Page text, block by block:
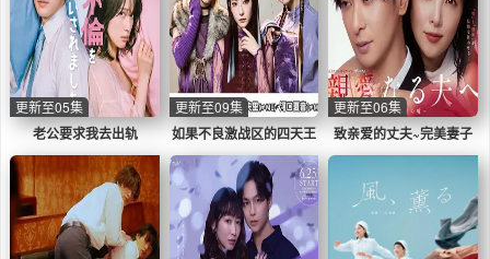
老公要求我去出轨
更新至05集
如果不良激战区的四天王
转生成了偶像团体
更新至09集
致亲爱的丈夫~完美妻子
的谎言~
更新至06集